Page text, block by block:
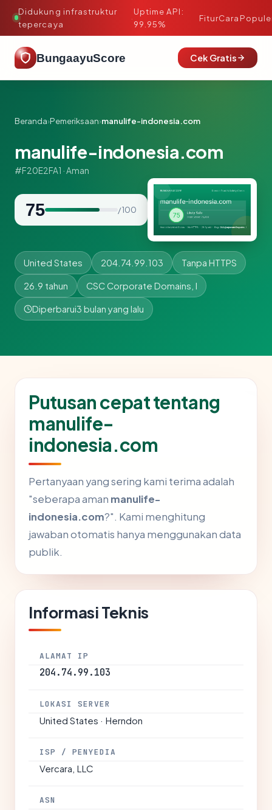
Didukung infrastruktur
tepercaya
·
Uptime API:
99.95%
FiturCara
BungaayuScore Cek Gratis
Beranda›Pemeriksaan›manulife-indonesia.com
manulife-indonesia.com
#F20E2FA1 · Aman
75 / 100
United States 204.74.99.103 Tanpa HTTPS
26.9 tahun CSC Corporate Domains, I
Diperbarui3 bulan yang lalu
Putusan cepat tentang
manulife-
indonesia.com
Pertanyaan yang sering kami terima adalah
"seberapa aman manulife-
indonesia.com?". Kami menghitung
jawaban otomatis hanya menggunakan data
publik.
Informasi Teknis
ALAMAT IP
204.74.99.103
LOKASI SERVER
United States · Herndon
ISP / PENYEDIA
Vercara, LLC
ASN